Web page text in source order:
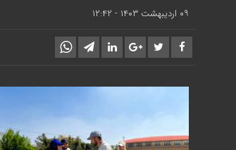
۰۹ اردیبهشت ۱۴۰۳ - ۱۲:۴۲